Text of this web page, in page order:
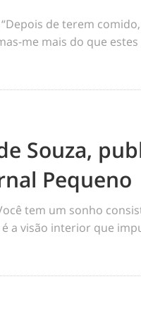
“Depois de terem
me mais do que
Souza,
Pequeno
Você tem um sonho
a visão interior que